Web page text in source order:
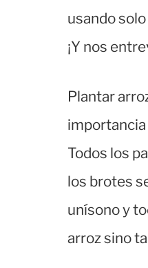
usando
¡Y nos
Plantar
importancia
Todos los
los brotes
unísono y
arroz sino